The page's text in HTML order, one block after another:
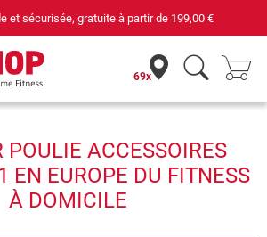
et sécurisée, gratuite à partir de 199,00 €
69x
POULIE ACCESSOIRES
EN EUROPE DU FITNESS
À DOMICILE